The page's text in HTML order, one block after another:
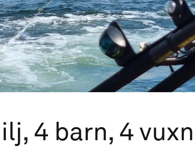
4 barn, 4